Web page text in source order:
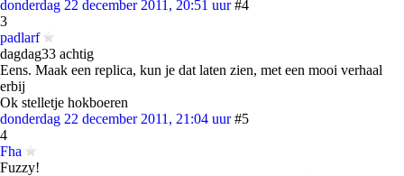
donderdag 22 december 2011, 20:51 uur #4
3
padlarf
dagdag33 achtig
Eens. Maak een replica, kun je dat laten zien, met een mooi verhaal
erbij
Ok stelletje hokboeren
donderdag 22 december 2011, 21:04 uur #5
4
Fha
Fuzzy!